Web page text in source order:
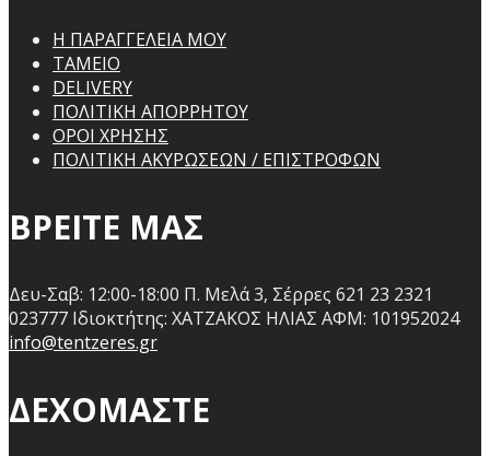
Η ΠΑΡΑΓΓΕΛΕΙΑ ΜΟΥ
ΤΑΜΕΙΟ
DELIVERY
ΠΟΛΙΤΙΚΗ ΑΠΟΡΡΗΤΟΥ
ΟΡΟΙ ΧΡΗΣΗΣ
ΠΟΛΙΤΙΚΗ ΑΚΥΡΩΣΕΩΝ / ΕΠΙΣΤΡΟΦΩΝ
ΒΡΕΙΤΕ ΜΑΣ
Δευ-Σαβ: 12:00-18:00 Π. Μελά 3, Σέρρες 621 23 2321
023777 Ιδιοκτήτης: ΧΑΤΖΑΚΟΣ ΗΛΙΑΣ ΑΦΜ: 101952024
info@tentzeres.gr
ΔΕΧΟΜΑΣΤΕ